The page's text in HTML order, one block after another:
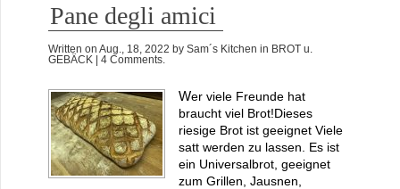
Pane degli amici
Written on Aug., 18, 2022 by Sam´s Kitchen in BROT u.
GEBÄCK
| 4 Comments.
Wer viele Freunde hat
braucht viel Brot!Dieses
riesige Brot ist geeignet Viele
satt werden zu lassen. Es ist
ein Universalbrot, geeignet
zum Grillen, Jausnen,